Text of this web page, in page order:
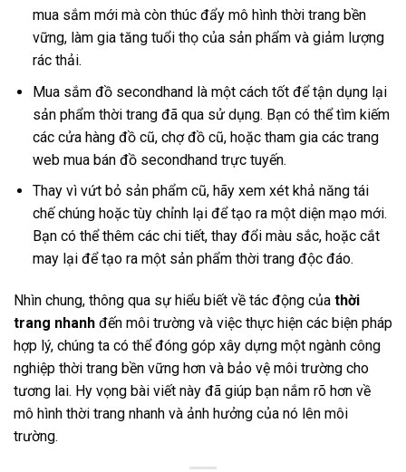
mua sắm mới mà còn thúc đẩy mô hình thời trang bền
vững, làm gia tăng tuổi thọ của sản phẩm và giảm lượng
rác thải.
Mua sắm đồ secondhand là một cách tốt để tận dụng lại
sản phẩm thời trang đã qua sử dụng. Bạn có thể tìm kiếm
các cửa hàng đồ cũ, chợ đồ cũ, hoặc tham gia các trang
web mua bán đồ secondhand trực tuyến.
Thay vì vứt bỏ sản phẩm cũ, hãy xem xét khả năng tái
chế chúng hoặc tùy chỉnh lại để tạo ra một diện mạo mới.
Bạn có thể thêm các chi tiết, thay đổi màu sắc, hoặc cắt
may lại để tạo ra một sản phẩm thời trang độc đáo.
Nhìn chung, thông qua sự hiểu biết về tác động của thời
trang nhanh đến môi trường và việc thực hiện các biện pháp
hợp lý, chúng ta có thể đóng góp xây dựng một ngành công
nghiệp thời trang bền vững hơn và bảo vệ môi trường cho
tương lai. Hy vọng bài viết này đã giúp bạn nắm rõ hơn về
mô hình thời trang nhanh và ảnh hưởng của nó lên môi
trường.